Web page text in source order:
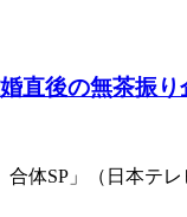
直後の無茶振
体SP」（日本テ